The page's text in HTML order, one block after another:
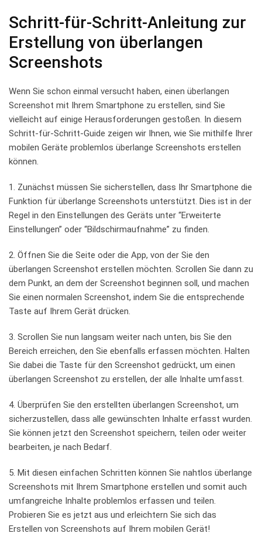
Schritt-für-Schritt-Anleitung ‌zur
Erstellung von überlangen ​
Screenshots
Wenn Sie schon einmal versucht haben, einen überlangen
Screenshot mit Ihrem ⁤Smartphone zu ​erstellen, sind Sie
vielleicht auf einige Herausforderungen gestoßen. In diesem
Schritt-für-Schritt-Guide zeigen wir ⁣Ihnen, wie Sie ‌mithilfe​ Ihrer
mobilen ‍Geräte ⁤problemlos‍ überlange Screenshots erstellen
können.
1. ​Zunächst‍ müssen Sie⁢ sicherstellen, ⁤dass Ihr Smartphone die
Funktion für überlange ⁢Screenshots unterstützt. Dies ist in​ der
Regel in den Einstellungen des Geräts unter “Erweiterte
Einstellungen” oder⁤ “Bildschirmaufnahme” zu finden.
2.​ Öffnen Sie die Seite oder die App, von ‍der Sie den
überlangen Screenshot erstellen möchten. Scrollen Sie ‌dann zu
dem​ Punkt, an dem der Screenshot beginnen soll, und machen
Sie einen normalen⁤ Screenshot, indem Sie ⁢die entsprechende
Taste auf ⁣Ihrem Gerät ⁤drücken.
3. ⁤Scrollen Sie ​nun⁤ langsam weiter nach unten, bis Sie den
Bereich erreichen, den Sie⁢ ebenfalls erfassen möchten. Halten
Sie dabei die Taste für den⁣ Screenshot ⁢gedrückt, um einen
überlangen ⁣Screenshot zu erstellen, der alle⁣ Inhalte ⁤umfasst.
4. Überprüfen Sie den erstellten‍ überlangen Screenshot,​ um
sicherzustellen, ⁢dass alle gewünschten Inhalte erfasst wurden.
Sie können jetzt den Screenshot​ speichern, teilen oder ⁤weiter ​
bearbeiten, je nach Bedarf.
5. Mit ⁣diesen einfachen Schritten⁣ können Sie nahtlos überlange
Screenshots mit Ihrem ‍Smartphone ⁣erstellen und ​somit ⁣auch
umfangreiche Inhalte problemlos erfassen und teilen.
‍Probieren ⁢Sie es jetzt aus und​ erleichtern Sie sich ‍das‍
Erstellen von Screenshots auf Ihrem mobilen Gerät!